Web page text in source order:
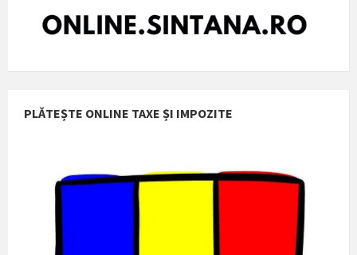
PLĂTEȘTE ONLINE TAXE ȘI IMPOZITE